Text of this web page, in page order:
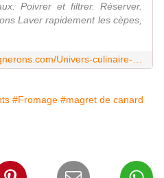
Poivrer et filtrer. Réserver.
Laver rapidement les cèpes,
#Fromage #magret de canard